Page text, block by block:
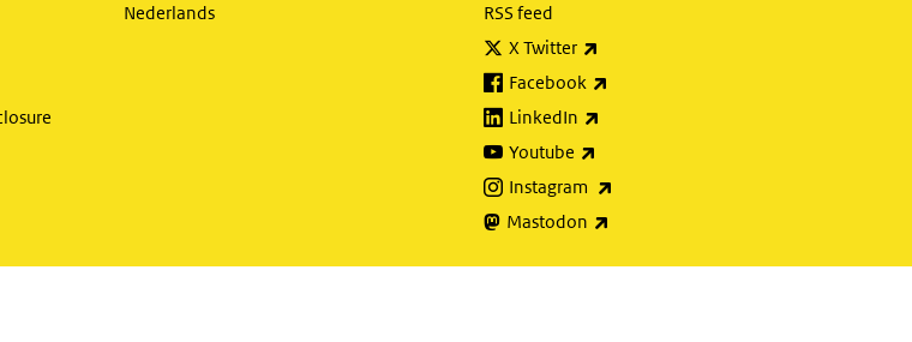
Nederlands
RSS feed
X Twitter
Facebook
LinkedIn
Youtube
Instagram
Mastodon